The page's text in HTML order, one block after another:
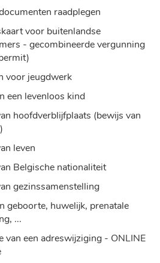
raadplegen
voor buitenlandse
- gecombineerde vergunning
voor jeugdwerk
een levenloos kind
hoofdverblijfplaats (bewijs van
leven
Belgische nationaliteit
gezinssamenstelling
geboorte, huwelijk, prenatale
...
van een adreswijziging - ONLINE